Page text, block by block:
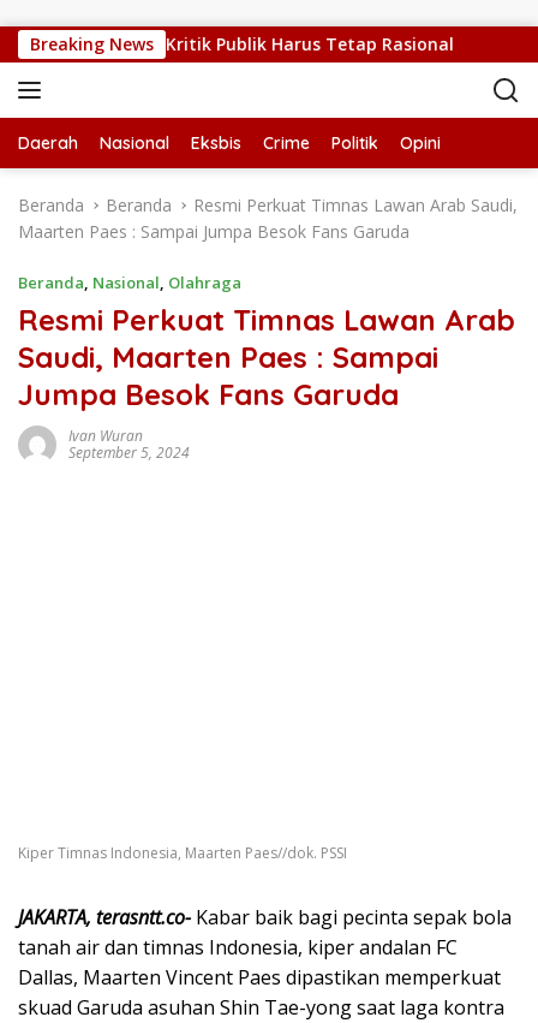
Breaking News
Sedang Sulit, Kritik Publik Harus Tetap Rasional
Daerah Nasional Eksbis Crime Politik Opini
Beranda Beranda
Resmi Perkuat Timnas Lawan Arab Saudi,
Maarten Paes : Sampai Jumpa Besok Fans Garuda
Beranda, Nasional, Olahraga
Resmi Perkuat Timnas Lawan Arab
Saudi, Maarten Paes : Sampai
Jumpa Besok Fans Garuda
Ivan Wuran
September 5, 2024
Kiper Timnas Indonesia, Maarten Paes//dok. PSSI
JAKARTA, terasntt.co- Kabar baik bagi pecinta sepak bola
tanah air dan timnas Indonesia, kiper andalan FC
Dallas, Maarten Vincent Paes dipastikan memperkuat
skuad Garuda asuhan Shin Tae-yong saat laga kontra